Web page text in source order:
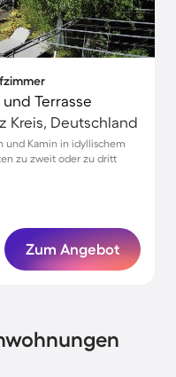
Terrasse
Kreis, Deutschland
und Kamin in idyllischem
zu zweit oder zu dritt
Zum Angebot